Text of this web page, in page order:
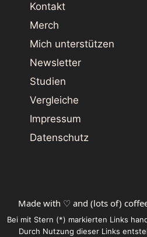
Kontakt
Merch
Mich unterstützen
Newsletter
Studien
Vergleiche
Impressum
Datenschutz
Made with ♡ and (lots of)
Bei mit Stern (*) markierten Links
Durch Nutzung dieser Links